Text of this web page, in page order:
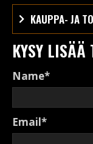
KAUPPA- JA
KYSY LISÄÄ
Name
Email